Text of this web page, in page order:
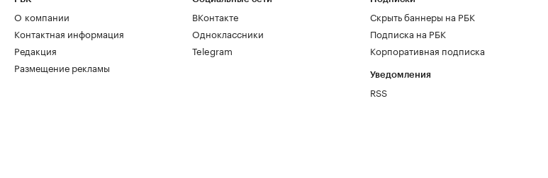
О компании
Контактная информация
Редакция
Размещение рекламы
ВКонтакте
Одноклассники
Telegram
Скрыть баннеры на РБК
Подписка на РБК
Корпоративная подписка
Уведомления
RSS